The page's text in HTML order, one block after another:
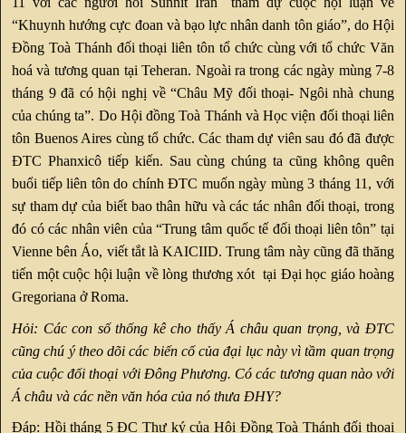
“Khuynh hướng cực đoan và bạo lực nhân danh tôn giáo”, do Hội
Đồng Toà Thánh đối thoại liên tôn tổ chức cùng với tổ chức Văn
hoá và tương quan tại Teheran. Ngoài ra trong các ngày mùng 7-8
tháng 9 đã có hội nghị về “Châu Mỹ đối thoại- Ngôi nhà chung
của chúng ta”. Do Hội đồng Toà Thánh và Học viện đối thoại liên
tôn Buenos Aires cùng tổ chức. Các tham dự viên sau đó đã được
ĐTC Phanxicô tiếp kiến. Sau cùng chúng ta cũng không quên
buổi tiếp liên tôn do chính ĐTC muốn ngày mùng 3 tháng 11, với
sự tham dự của biết bao thân hữu và các tác nhân đối thoại, trong
đó có các nhân viên của “Trung tâm quốc tế đối thoại liên tôn” tại
Vienne bên Áo, viết tắt là KAICIID. Trung tâm này cũng đã thăng
tiến một cuộc hội luận về lòng thương xót tại Đại học giáo hoàng
Gregoriana ở Roma.
Hỏi: Các con số thống kê cho thấy Á châu quan trọng, và ĐTC
cũng chú ý theo dõi các biến cố của đại lục này vì tầm quan trọng
của cuộc đối thoại với Đông Phương. Có các tương quan nào với
Á châu và các nền văn hóa của nó thưa ĐHY?
Đáp: Hồi tháng 5 ĐC Thư ký của Hội Đồng Toà Thánh đối thoại